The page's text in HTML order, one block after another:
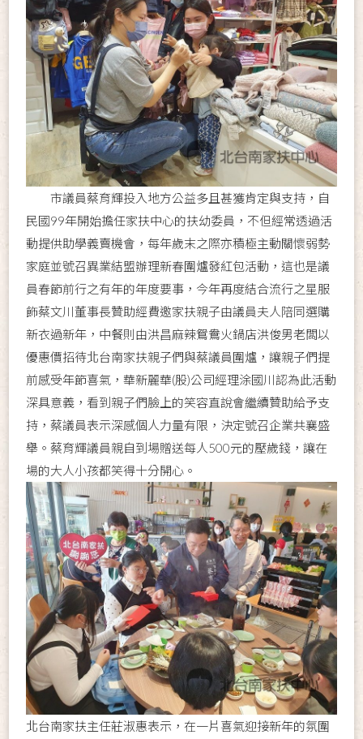
市議員蔡育輝投入地方公益多且甚獲肯定與支持，自
民國99年開始擔任家扶中心的扶幼委員，不但經常透過活
動提供助學義賣機會，每年歲末之際亦積極主動關懷弱勢
家庭並號召異業結盟辦理新春圍爐發紅包活動，這也是議
員春節前行之有年的年度要事，今年再度結合流行之星服
飾蔡文川董事長贊助經費邀家扶親子由議員夫人陪同選購
新衣過新年，中餐則由洪昌麻辣鴛鴦火鍋店洪俊男老闆以
優惠價招待北台南家扶親子們與蔡議員圍爐，讓親子們提
前感受年節喜氣，華新麗華(股)公司經理涂國川認為此活動
深具意義，看到親子們臉上的笑容直說會繼續贊助給予支
持，蔡議員表示深感個人力量有限，決定號召企業共襄盛
舉。蔡育輝議員親自到場贈送每人500元的壓歲錢，讓在
場的大人小孩都笑得十分開心。
北台南家扶主任莊淑惠表示，在一片喜氣迎接新年的氛圍